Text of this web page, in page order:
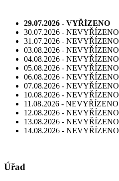
29.07.2026 - VYŘÍZENO
30.07.2026 - NEVYŘÍZENO
31.07.2026 - NEVYŘÍZENO
03.08.2026 - NEVYŘÍZENO
04.08.2026 - NEVYŘÍZENO
05.08.2026 - NEVYŘÍZENO
06.08.2026 - NEVYŘÍZENO
07.08.2026 - NEVYŘÍZENO
10.08.2026 - NEVYŘÍZENO
11.08.2026 - NEVYŘÍZENO
12.08.2026 - NEVYŘÍZENO
13.08.2026 - NEVYŘÍZENO
14.08.2026 - NEVYŘÍZENO
Úřad